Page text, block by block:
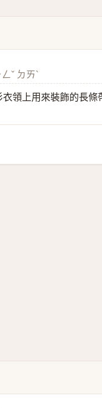
ˇ ㄉㄞˋ
領上用來裝飾的長條